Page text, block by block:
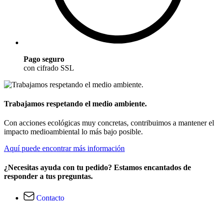
Pago seguro
con cifrado SSL
Trabajamos respetando el medio ambiente.
Con acciones ecológicas muy concretas, contribuimos a mantener el
impacto medioambiental lo más bajo posible.
Aquí puede encontrar más información
¿Necesitas ayuda con tu pedido? Estamos encantados de
responder a tus preguntas.
Contacto